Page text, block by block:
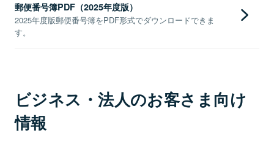
郵便番号簿PDF（2025年度版）
2025年度版郵便番号簿をPDF形式でダウンロードできま
す。
ビジネス・法人のお客さま向け
情報